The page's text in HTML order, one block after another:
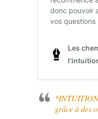
grâce à des